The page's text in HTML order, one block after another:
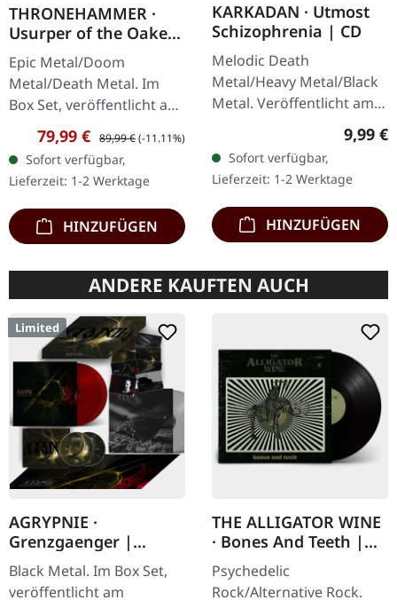
THRONEHAMMER ·
Usurper of the Oaken
Throne | WOODEN LP
BOX SET
Epic Metal/Doom
Metal/Death Metal. Im
Box Set, veröffentlicht am
08.03.2024, auf Supreme
Chaos Records. Ultra
schwere, handgearbeitete
Holzbox mit…
Verkaufspreis:
79,99 € Regulärer Preis:
89,99 €(-11.11%)
Sofort verfügbar,
Lieferzeit: 1-2 Werktage
HINZUFÜGEN
KARKADAN · Utmost
Schizophrenia | CD
Melodic Death
Metal/Heavy Metal/Black
Metal. Veröffentlicht am
08.03.2004, auf Supreme
Chaos Records. CD im
Jewelcase mit 16-seitigem
Booklet.…
9,99 €
Sofort verfügbar,
Lieferzeit: 1-2 Werktage
HINZUFÜGEN
ANDERE KAUFTEN AUCH
Limited
AGRYPNIE ·
Grenzgaenger |
DELUXE RED/GREY 4LP
BOX SET
Black Metal. Im Box Set,
veröffentlicht am
THE ALLIGATOR WINE
· Bones And Teeth |
BLACK LP
Psychedelic
Rock/Alternative Rock.